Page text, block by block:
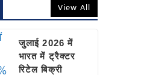
View All
जुलाई 2026 में
भारत में ट्रैक्टर
रिटेल बिक्री